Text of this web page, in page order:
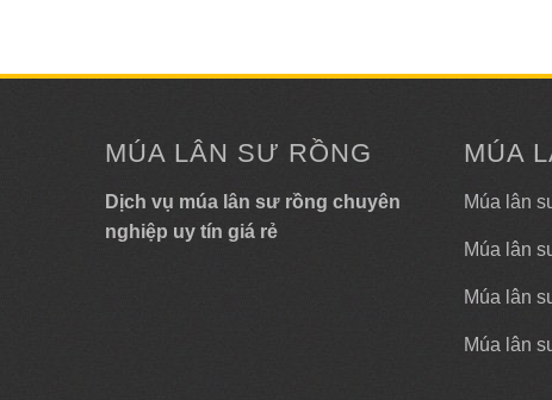
MÚA LÂN SƯ RỒNG
Dịch vụ múa lân sư rồng chuyên
nghiệp uy tín giá rẻ
MÚA
Múa lân
Múa lân
Múa lân
Múa lân